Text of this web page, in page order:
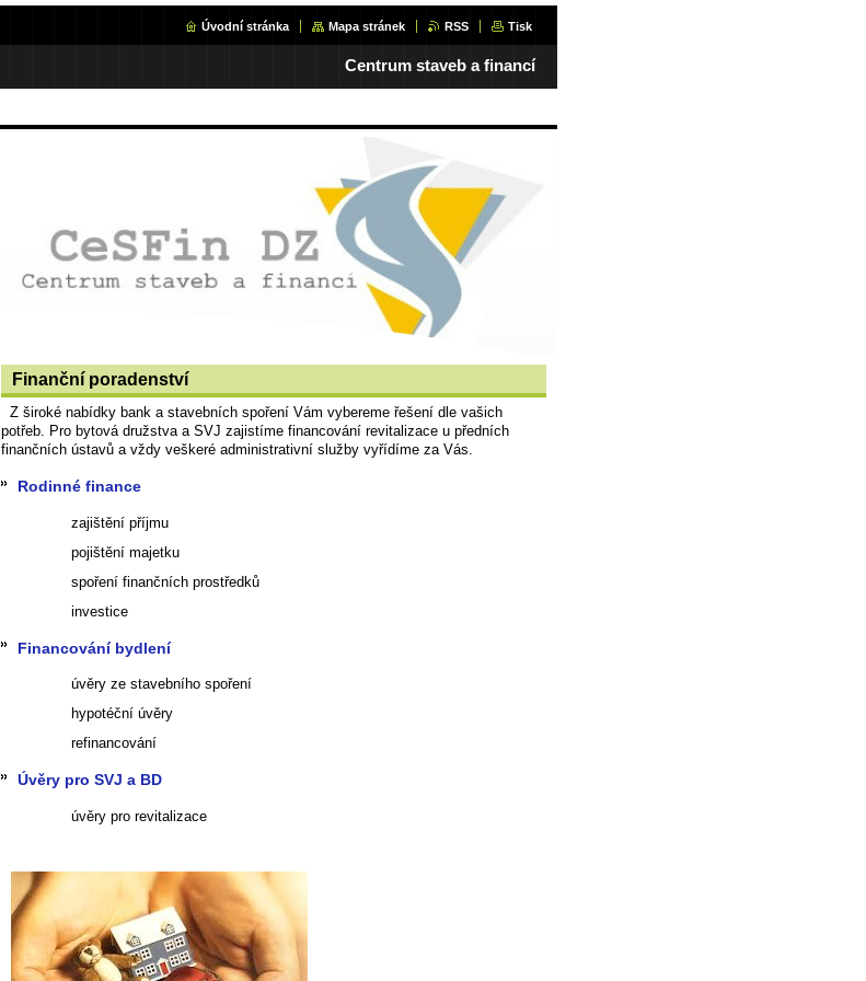
Úvodní stránka Mapa stránek RSS Tisk
Centrum staveb a financí
Finanční poradenství
Z široké nabídky bank a stavebních spoření Vám vybereme řešení dle vašich
potřeb. Pro bytová družstva a SVJ zajistíme financování revitalizace u předních
finančních ústavů a vždy veškeré administrativní služby vyřídíme za Vás.
Rodinné finance
zajištění příjmu
pojištění majetku
spoření finančních prostředků
investice
Financování bydlení
úvěry ze stavebního spoření
hypotéční úvěry
refinancování
Úvěry pro SVJ a BD
úvěry pro revitalizace